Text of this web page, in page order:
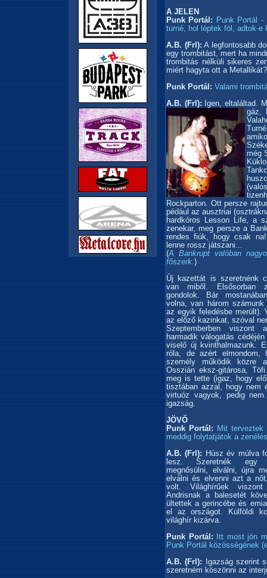
A JELEN
Punk Portál:
Punk Portál -
turné, hol léptek föl, adtok-e
A.B. (Frl): A legfontosabb
egy trombitást, mert ha
trombitás nélküli sikeres
miért hagyta ott a Metallikát?
Punk Portál: Valami
A.B. (Frl): Igen, eltaláltad.
gáz,
még
Rockparton. Ott persze
pédául az ausztriai
hardkóros Lesson Life, a
zenekar, meg persze a
rendes fiúk, hogy csak
lenne rossz játszani...
(A Bankrupt valóban
főszerk. )
Új kazettát is szeretnénk
van miből. Elsősorban
gondolok. Bár
volna, van három
az egyik feledésbe merült).
az előző kazinkat, szóval
Szeptemberben viszont
harmadik válogatás
viselő új kvinthalmazunk.
róla, de azért elmondom,
személy működik közre
Osszián eksz-gitárosa,
meg is tette (igaz, hogy
tisztában azzal, hogy nem
virtuóz vagyok, pedig
igazság.
JÖVŐ
Punk Portál:
Mit
meddig folytatjátok a
A.B. (Frl): Húsz év múlva
lesz. Szeretnék egy
megnősülni, elválni, újra
elválni és elvenni azt a
volt. Világhírűek
Andrisnak a balesetét
ültettek a gerincébe és
el az országot. Külföldi
világhír kizárva.
Punk Portál:
Itt most jön
Punk Portál közösségének
A.B. (Frl): Igazság szerint
szeretném köszönni az